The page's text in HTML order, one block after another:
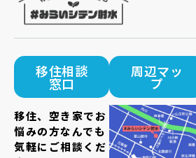
移住相談
窓口
移住、空き家でお
悩みの方なんでも
気軽にご相談くだ
周辺マッ
プ